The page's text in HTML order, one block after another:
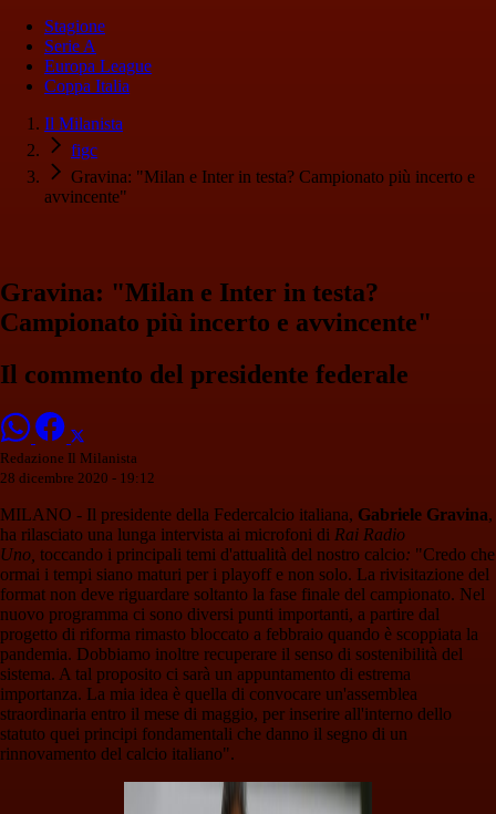
Stagione
Serie A
Europa League
Coppa Italia
Il Milanista
figc
Gravina: "Milan e Inter in testa? Campionato più incerto e
avvincente"
Gravina: "Milan e Inter in testa?
Campionato più incerto e avvincente"
Il commento del presidente federale
Redazione Il Milanista
28 dicembre 2020 - 19:12
MILANO - Il presidente della Federcalcio italiana, Gabriele Gravina,
ha rilasciato una lunga intervista ai microfoni di Rai Radio
Uno, toccando i principali temi d'attualità del nostro calcio: "Credo che
ormai i tempi siano maturi per i playoff e non solo. La rivisitazione del
format non deve riguardare soltanto la fase finale del campionato. Nel
nuovo programma ci sono diversi punti importanti, a partire dal
progetto di riforma rimasto bloccato a febbraio quando è scoppiata la
pandemia. Dobbiamo inoltre recuperare il senso di sostenibilità del
sistema. A tal proposito ci sarà un appuntamento di estrema
importanza. La mia idea è quella di convocare un'assemblea
straordinaria entro il mese di maggio, per inserire all'interno dello
statuto quei principi fondamentali che danno il segno di un
rinnovamento del calcio italiano".